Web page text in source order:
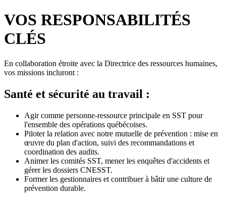
VOS RESPONSABILITÉS
CLÉS
En collaboration étroite avec la Directrice des ressources humaines,
vos missions incluront :
Santé et sécurité au travail :
Agir comme personne-ressource principale en SST pour
l'ensemble des opérations québécoises.
Piloter la relation avec notre mutuelle de prévention : mise en
œuvre du plan d'action, suivi des recommandations et
coordination des audits.
Animer les comités SST, mener les enquêtes d'accidents et
gérer les dossiers CNESST.
Former les gestionnaires et contribuer à bâtir une culture de
prévention durable.